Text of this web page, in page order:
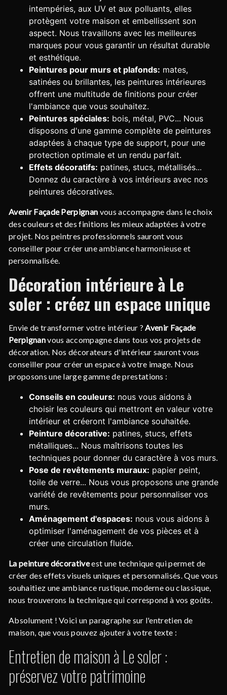
intempéries, aux UV et aux polluants, elles
protègent votre maison et embellissent son
aspect. Nous travaillons avec les meilleures
marques pour vous garantir un résultat durable
et esthétique.
Peintures pour murs et plafonds: mates,
satinées ou brillantes, les peintures intérieures
offrent une multitude de finitions pour créer
l'ambiance que vous souhaitez.
Peintures spéciales: bois, métal, PVC... Nous
disposons d'une gamme complète de peintures
adaptées à chaque type de support, pour une
protection optimale et un rendu parfait.
Effets décoratifs: patines, stucs, métallisés...
Donnez du caractère à vos intérieurs avec nos
peintures décoratives.
Avenir Façade Perpignan vous accompagne dans le choix
des couleurs et des finitions les mieux adaptées à votre
projet. Nos peintres professionnels sauront vous
conseiller pour créer une ambiance harmonieuse et
personnalisée.
Décoration intérieure à Le
soler : créez un espace unique
Envie de transformer votre intérieur ?Avenir Façade
Perpignanvous accompagne dans tous vos projets de
décoration. Nos décorateurs d'intérieur sauront vous
conseiller pour créer un espace à votre image. Nous
proposons une large gamme de prestations :
Conseils en couleurs: nous vous aidons à
choisir les couleurs qui mettront en valeur votre
intérieur et créeront l'ambiance souhaitée.
Peinture décorative: patines, stucs, effets
métalliques... Nous maîtrisons toutes les
techniques pour donner du caractère à vos murs.
Pose de revêtements muraux: papier peint,
toile de verre... Nous vous proposons une grande
variété de revêtements pour personnaliser vos
murs.
Aménagement d'espaces: nous vous aidons à
optimiser l'aménagement de vos pièces et à
créer une circulation fluide.
La peinture décorativeest une technique qui permet de
créer des effets visuels uniques et personnalisés. Que vous
souhaitiez une ambiance rustique, moderne ou classique,
nous trouverons la technique qui correspond à vos goûts.
Absolument ! Voici un paragraphe sur l'entretien de
maison, que vous pouvez ajouter à votre texte :
Entretien de maison à Le soler :
préservez votre patrimoine